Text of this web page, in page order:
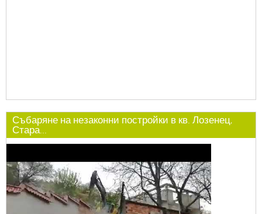
Събаряне на незаконни постройки в кв. Лозенец,
Стара...